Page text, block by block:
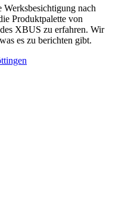
nach
Produktpalette von
XBUS zu erfahren. Wir
es zu berichten gibt.